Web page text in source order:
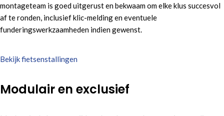
montageteam is goed uitgerust en bekwaam om elke klus succesvol
af te ronden, inclusief klic-melding en eventuele
funderingswerkzaamheden indien gewenst.
Bekijk fietsenstallingen
Modulair en exclusief